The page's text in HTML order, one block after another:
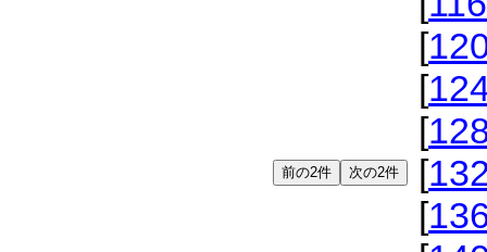
[
[
[
[
[